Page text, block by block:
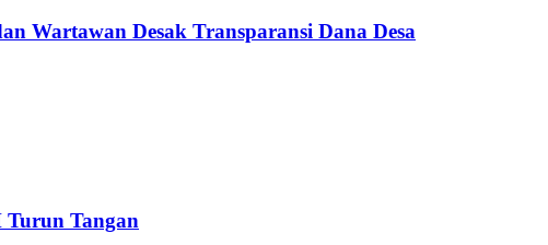
Wartawan Desak Transparansi Dana Desa
Turun Tangan